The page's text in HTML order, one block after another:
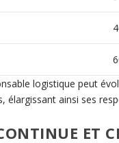
logistique peut
élargissant ainsi ses
ET